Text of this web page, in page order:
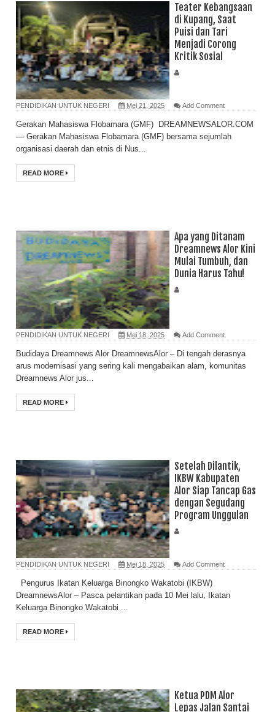
Teater Kebangsaan
di Kupang, Saat
Puisi dan Tari
Menjadi Corong
Kritik Sosial
PENDIDIKAN UNTUK NEGERI Mei 21, 2025 Add Comment
Gerakan Mahasiswa Flobamara (GMF) DREAMNEWSALOR.COM
— Gerakan Mahasiswa Flobamara (GMF) bersama sejumlah
organisasi daerah dan etnis di Nus...
READ MORE
Apa yang Ditanam
Dreamnews Alor Kini
Mulai Tumbuh, dan
Dunia Harus Tahu!
PENDIDIKAN UNTUK NEGERI Mei 18, 2025 Add Comment
Budidaya Dreamnews Alor DreamnewsAlor – Di tengah derasnya
arus modernisasi yang sering kali mengabaikan alam, komunitas
Dreamnews Alor jus...
READ MORE
Setelah Dilantik,
IKBW Kabupaten
Alor Siap Tancap Gas
dengan Segudang
Program Unggulan
PENDIDIKAN UNTUK NEGERI Mei 18, 2025 Add Comment
Pengurus Ikatan Keluarga Binongko Wakatobi (IKBW)
DreamnewsAlor – Pasca pelantikan pada 10 Mei lalu, Ikatan
Keluarga Binongko Wakatobi ...
READ MORE
Ketua PDM Alor
Lepas Jalan Santai